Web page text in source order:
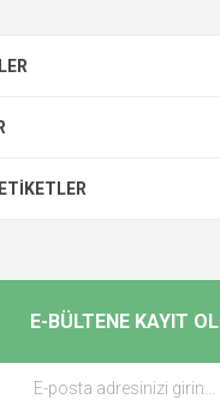
E-BÜLTENE KAYIT OL